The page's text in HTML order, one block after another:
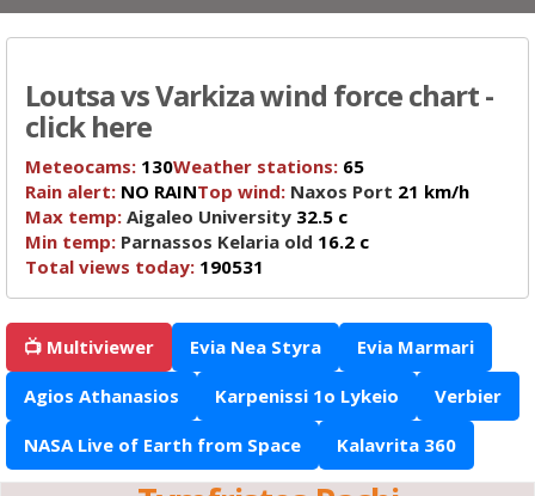
Loutsa vs Varkiza wind force chart -
click here
Meteocams: 130Weather stations: 65
Rain alert: NO RAINTop wind: Naxos Port 21 km/h
Max temp: Aigaleo University 32.5 c
Min temp: Parnassos Kelaria old 16.2 c
Total views today: 190531
📺 Multiviewer Evia Nea Styra Evia Marmari
Agios Athanasios Karpenissi 1o Lykeio Verbier
NASA Live of Earth from Space Kalavrita 360